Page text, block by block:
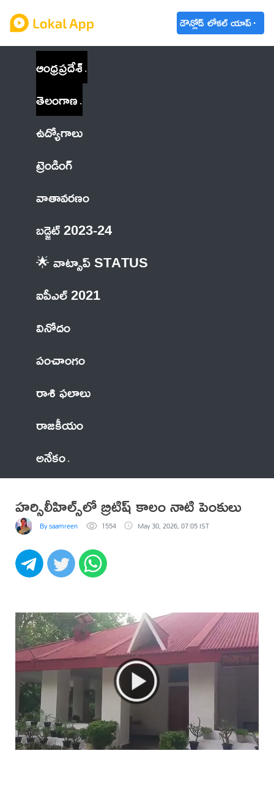
డౌన్లోడ్ లోకల్ యాప్
ఆంధ్రప్రదేశ్
తెలంగాణ
ఉద్యోగాలు
ట్రెండింగ్
వాతావరణం
బడ్జెట్ 2023-24
🌟 వాట్సాప్ STATUS
ఐపీఎల్ 2021
వినోదం
పంచాంగం
రాశి ఫలాలు
రాజకీయం
అనేకం
హర్సిలీహిల్స్‌లో బ్రిటిష్ కాలం నాటి పెంకులు
By saamreen 1554 May 30, 2026, 07:05 IST